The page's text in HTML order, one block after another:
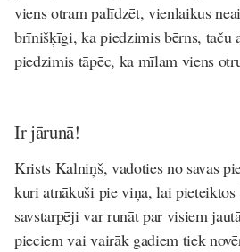
viens otram palīdzēt, vienlaikus
brīnišķīgi, ka piedzimis bērns, taču
piedzimis tāpēc, ka mīlam viens
Ir jārunā!
Krists Kalniņš, vadoties no savas
kuri atnākuši pie viņa, lai
savstarpēji var runāt par visiem
pieciem vai vairāk gadiem tiek